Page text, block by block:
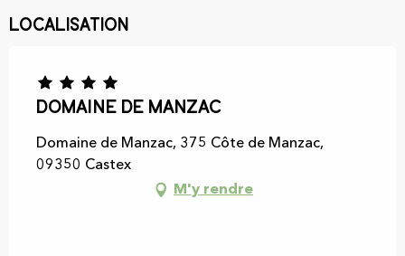
Localisation
Domaine de Manzac
Domaine de Manzac, 375 Côte de Manzac,
09350 Castex
M'y rendre